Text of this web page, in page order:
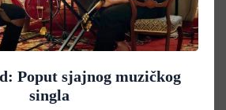
Poput sjajnog muzičkog
singla